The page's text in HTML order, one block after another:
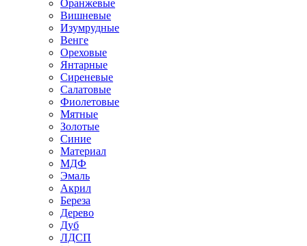
Оранжевые
Вишневые
Изумрудные
Венге
Ореховые
Янтарные
Сиреневые
Салатовые
Фиолетовые
Мятные
Золотые
Синие
Материал
МДФ
Эмаль
Акрил
Береза
Дерево
Дуб
ЛДСП